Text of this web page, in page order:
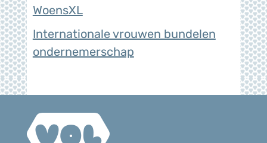
WoensXL
Internationale vrouwen bundelen
ondernemerschap